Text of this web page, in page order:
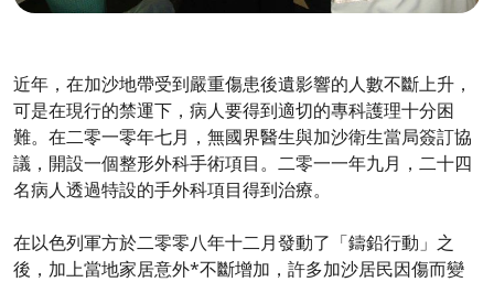
近年，在加沙地帶受到嚴重傷患後遺影響的人數不斷上升，
可是在現行的禁運下，病人要得到適切的專科護理十分困
難。在二零一零年七月，無國界醫生與加沙衛生當局簽訂協
議，開設一個整形外科手術項目。二零一一年九月，二十四
名病人透過特設的手外科項目得到治療。
在以色列軍方於二零零八年十二月發動了「鑄鉛行動」之
後，加上當地家居意外*不斷增加，許多加沙居民因傷而變